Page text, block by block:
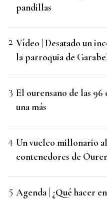
pandillas
Vídeo | Desatado un
la parroquia de
El ourensano de las 96
una más
Un vuelco millonario
contenedores de
Agenda | ¿Qué hacer